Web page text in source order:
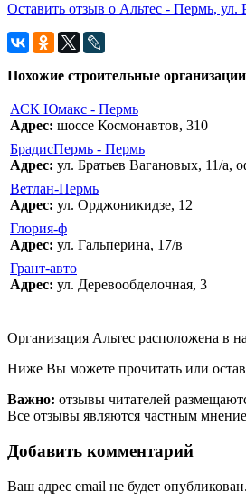
Оставить отзыв о Альтес - Пермь, ул.
Похожие строительные
АСК Юмакс - Пермь
Адрес: шоссе Космонавтов, 310
БрадисПермь - Пермь
Адрес: ул. Братьев Вагановых, 11/а,
Ветлан-Пермь
Адрес: ул. Орджоникидзе, 12
Глория-ф
Адрес: ул. Гальперина, 17/в
Грант-авто
Адрес: ул. Деревообделочная, 3
Организация Альтес расположена в
Ниже Вы можете прочитать или
Важно: отзывы читателей
Все отзывы являются частным
Добавить комментарий
Ваш адрес email не будет опубликован.